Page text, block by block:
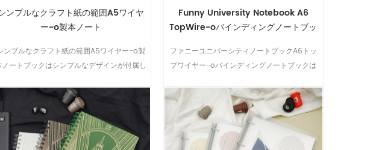
ンプルなクラフト紙の範囲A5ワイヤ
ー-o製本ノート
ンプルなクラフト紙の範囲A5ワイヤー-o製
ノートブックはシンプルなデザインが付属し
Funny University Notebook A6
TopWire-oバインディングノートブッ
ファニーユニバーシティノートブックA6トッ
プワイヤー-oバインディングノートブックは